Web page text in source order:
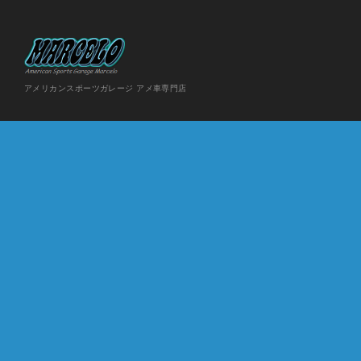
アメリカンスポーツガレージ アメ車専門店